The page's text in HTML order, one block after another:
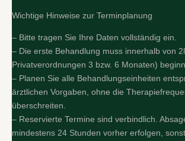
Wichtige Hinweise zur Terminplanung
– Bitte tragen Sie Ihre Daten vollständig ein.
– Die erste Behandlung muss innerhalb von
Privatverordnungen 3 bzw. 6 Monaten)
– Planen Sie alle Behandlungseinheiten
ärztlichen Vorgaben, ohne die
überschreiten.
– Reservierte Termine sind verbindlich.
mindestens 24 Stunden vorher erfolgen,